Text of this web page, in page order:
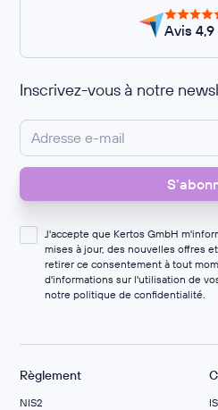
Avis
Inscrivez-vous à notre
J'accepte que Kertos GmbH
mises à jour, des nouvelles offres
retirer ce consentement à tout
d'informations sur l'utilisation de
notre politique de confidentialité.
Règlement
NIS2